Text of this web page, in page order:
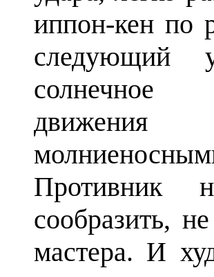
иппон-кен по
следующий
солнечное
Противник
сообразить,
мастера. И